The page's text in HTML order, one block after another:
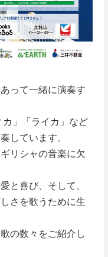
って一緒に演奏す
」「ライカ」など
しています。
リシャの音楽に欠
と喜び、そして、
さを歌うために生
の数々をご紹介し